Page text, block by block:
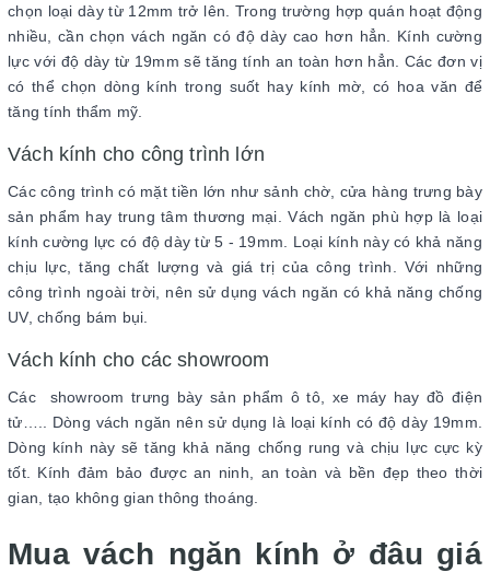
chọn loại dày từ 12mm trở lên. Trong trường hợp quán hoạt động
nhiều, cần chọn vách ngăn có độ dày cao hơn hẳn. Kính cường
lực với độ dày từ 19mm sẽ tăng tính an toàn hơn hẳn. Các đơn vị
có thể chọn dòng kính trong suốt hay kính mờ, có hoa văn để
tăng tính thẩm mỹ.
Vách kính cho công trình lớn
Các công trình có mặt tiền lớn như sảnh chờ, cửa hàng trưng bày
sản phẩm hay trung tâm thương mại. Vách ngăn phù hợp là loại
kính cường lực có độ dày từ 5 - 19mm. Loại kính này có khả năng
chịu lực, tăng chất lượng và giá trị của công trình. Với những
công trình ngoài trời, nên sử dụng vách ngăn có khả năng chống
UV, chống bám bụi.
Vách kính cho các showroom
Các showroom trưng bày sản phẩm ô tô, xe máy hay đồ điện
tử….. Dòng vách ngăn nên sử dụng là loại kính có độ dày 19mm.
Dòng kính này sẽ tăng khả năng chống rung và chịu lực cực kỳ
tốt. Kính đảm bảo được an ninh, an toàn và bền đẹp theo thời
gian, tạo không gian thông thoáng.
Mua vách ngăn kính ở đâu giá